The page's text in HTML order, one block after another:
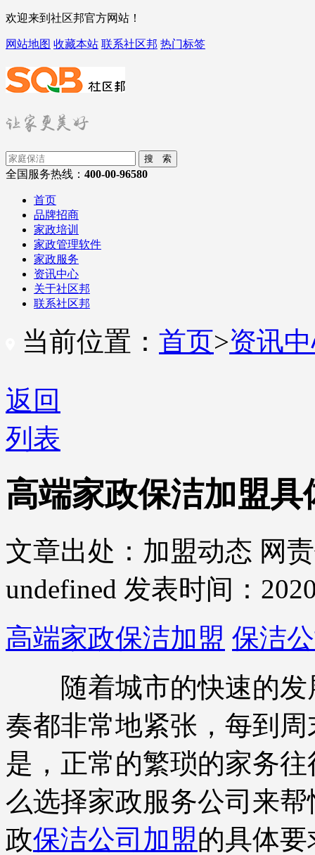
欢迎来到社区邦官方网站！
网站地图 收藏本站 联系社区邦 热门标签
搜 索
全国服务热线： 400-00-96580
首页
品牌招商
家政培训
家政管理软件
家政服务
资讯中心
关于社区邦
联系社区邦
当前位置： 首页>资讯
返回
列表
高端家政保洁加盟
文章出处：加盟动态 网
undefined 发表时间：
高端家政保洁加盟 保洁
随着城市的快速的发
奏都非常地紧张，每到
是，正常的繁琐的家务
么选择家政服务公司来
政保洁公司加盟的具体